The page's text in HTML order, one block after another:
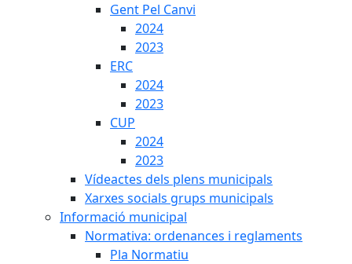
Gent Pel Canvi
2024
2023
ERC
2024
2023
CUP
2024
2023
Vídeactes dels plens municipals
Xarxes socials grups municipals
Informació municipal
Normativa: ordenances i reglaments
Pla Normatiu